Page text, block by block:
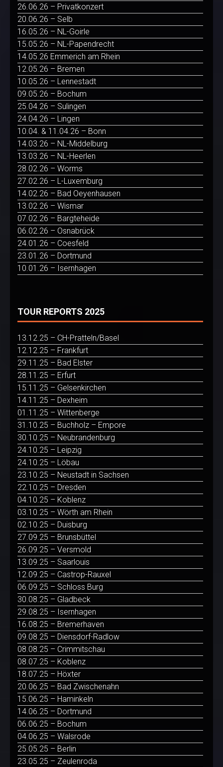
26.06.26 – Privatkonzert
20.06.26 – Selb
16.05.26 – NL-Goirle
15.05.26 – NL-Papendrecht
14.05.26 Emmerich am Rhein
12.05.26 – Bremen
10.05.26 – Lennestadt
09.05.26 – Bochum
25.04.26 – Sulingen
24.04.26 – Lingen
10.04. & 11.04.26 – Bonn
14.03.26 – NL-Middelburg
13.03.26 – NL-Heerlen
28.02.26 – Worms
27.02.26 – L-Luxemburg
14.02.26 – Bad Oeyenhausen
13.02.26 – Wismar
07.02.26 – Bargteheide
06.02.26 – Osnabrück
24.01.26 – Coesfeld
23.01.26 – Dortmund
10.01.26 – Isernhagen
TOUR REPORTS 2025
13.12.25 – CH-Pratteln/Basel
12.12.25 – Frankfurt
29.11.25 – Bad Elster
28.11.25 – Erfurt
15.11.25 – Gelsenkirchen
14.11.25 – Dexheim
01.11.25 – Wittenberge
31.10.25 – Buchholz – Empore
30.10.25 – Neubrandenburg
24.10.25 – Leipzig
24.10.25 – Löbau
23.10.25 – Neustadt in Sachsen
22.10.25 – Dresden
04.10.25 – Koblenz
03.10.25 – Wörth am Rhein
02.10.25 – Duisburg
27.09.25 – Brunsbüttel
26.09.25 – Versmold
13.09.25 – Saarlouis
12.09.25 – Castrop-Rauxel
06.09.25 – Schloss Burg
30.08.25 – Gladbeck
29.08.25 – Isernhagen
16.08.25 – Bremerhaven
09.08.25 – Diensdorf-Radlow
08.08.25 – Crimmitschau
08.07.25 – Koblenz
18.07.25 – Höxter
20.06.25 – Bad Zwischenahn
15.06.25 – Haminkeln
14.06.25 – Dortmund
06.06.25 – Bochum
04.06.25 – Walsrode
25.05.25 – Berlin
23.05.25 – Zeulenroda